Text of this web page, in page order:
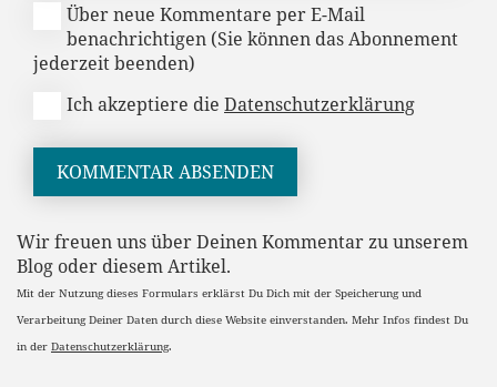
Über neue Kommentare per E-Mail
benachrichtigen (Sie können das Abonnement
jederzeit beenden)
Ich akzeptiere die Datenschutzerklärung
KOMMENTAR ABSENDEN
Wir freuen uns über Deinen Kommentar zu unserem
Blog oder diesem Artikel.
Mit der Nutzung dieses Formulars erklärst Du Dich mit der Speicherung und
Verarbeitung Deiner Daten durch diese Website einverstanden. Mehr Infos findest Du
in der Datenschutzerklärung.